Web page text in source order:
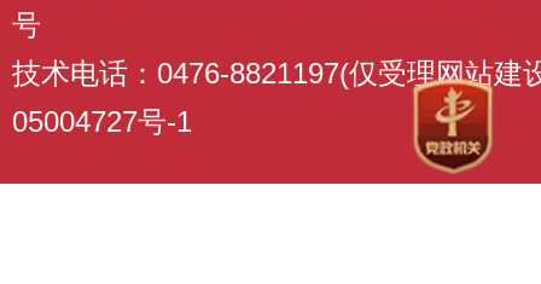
号
技术电话：0476-8821197(仅受理网站建
05004727号-1